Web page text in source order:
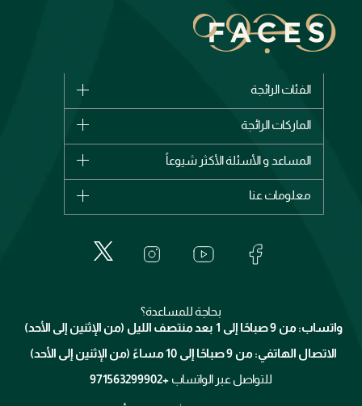
الفئات الرائجة
الأكثر مبيعاً
اشترِ بطاقة هدية
الماركات الرائجة
بربري
إيف سان لوران
المساعد و الأسئلة الأكثر شيوعاً
الإرجاع
معلومات عنا
خدمات المعارض
برنامج الولاء ميوز
الوظائف
الشروط و الأحكام
بحاجة للمساعدة؟
واتساب: من 9 صباحًا إلى 1 بعد منتصف الليل (من الإثنين إلى الأحد)
الاتصال الهاتفي: من 9 صباحًا إلى 10 مساءً (من الإثنين إلى الأحد)
للتواصل عبر الواتساب +971563299902